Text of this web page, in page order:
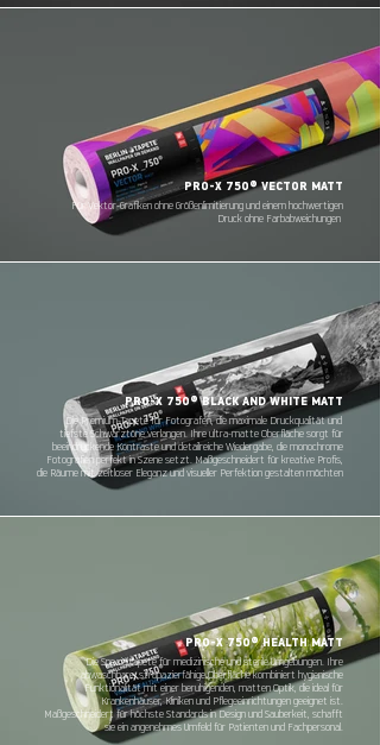
PRO-X 750® VECTOR MATT
Für Vektor-Grafiken ohne Größenlimitierung und einem hochwertigen
Druck ohne Farbabweichungen
PRO-X 750® BLACK AND WHITE MATT
Die Premium-Tapete für Fotografen, die maximale Druckqualität und
tiefste Schwarztöne verlangen. Ihre ultra-matte Oberfläche sorgt für
beeindruckende Kontraste und detailreiche Wiedergabe, die monochrome
Fotografien perfekt in Szene setzt. Maßgeschneidert für kreative Profis,
die Räume mit zeitloser Eleganz und visueller Perfektion gestalten möchten
PRO-X 750® HEALTH MATT
Die Spezialtapete für medizinische und sterile Umgebungen. Ihre
abwaschbare, strapazierfähige Oberfläche kombiniert hygienische
Funktionalität mit einer beruhigenden, matten Optik, die ideal für
Krankenhäuser, Kliniken und Pflegeeinrichtungen geeignet ist.
Maßgeschneidert für höchste Standards in Design und Sauberkeit, schafft
sie ein angenehmes Umfeld für Patienten und Fachpersonal.